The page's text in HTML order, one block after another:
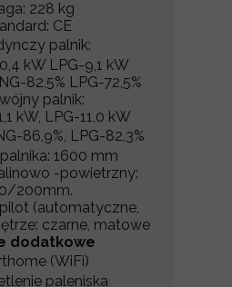
228 kg
CE
palnik:
kW LPG-9,1 kW
82,5% LPG-72,5%
palnik:
kW, LPG-11,0 kW
86,9%, LPG-82,3%
1600 mm
-powietrzny:
200mm.
(automatyczne,
czarne, matowe
dodatkowe
(WiFi)
paleniska